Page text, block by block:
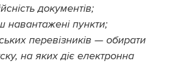
документів;
навантажені пункти;
перевізників — обирати
на яких діє електронна